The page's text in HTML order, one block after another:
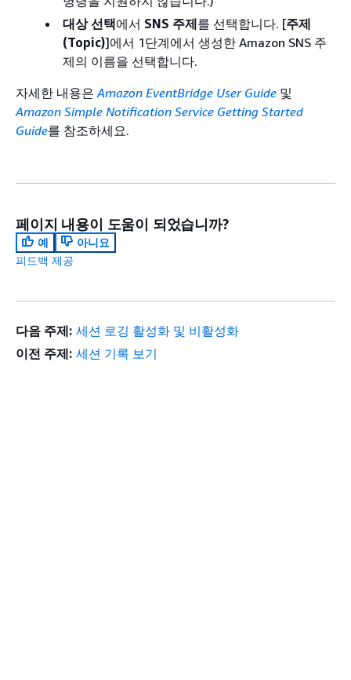
대상 선택에서 SNS 주제를 선택합니다. [주제
(Topic)]에서 1단계에서 생성한 Amazon SNS 주
제의 이름을 선택합니다.
자세한 내용은 Amazon EventBridge User Guide 및
Amazon Simple Notification Service Getting Started
Guide를 참조하세요.
페이지 내용이 도움이 되었습니까?
예
아니요
피드백 제공
다음 주제: 세션 로깅 활성화 및 비활성화
이전 주제: 세션 기록 보기